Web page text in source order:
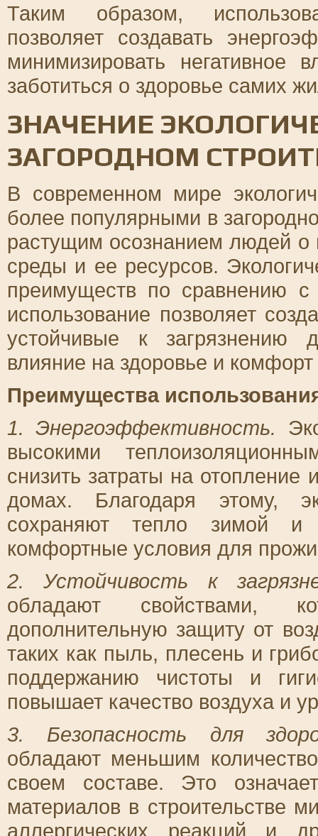
Таким образом,
позволяет создавать
минимизировать
заботиться о здоровье самих
ЗНАЧЕНИЕ
ЗАГОРОДНОМ
В современном мире
более популярными в
растущим осознанием людей
среды и ее ресурсов.
преимуществ по сравнению
использование позволяет
устойчивые к загрязнению
влияние на здоровье и
Преимущества
1. Энергоэффективность.
высокими
снизить затраты на отопление
домах. Благодаря этому,
сохраняют тепло зимой и
комфортные условия для
2. Устойчивость к
обладают свойствами,
дополнительную защиту от
таких как пыль, плесень и
поддержанию чистоты и
повышает качество воздуха и
3. Безопасность для
обладают меньшим
своем составе. Это
материалов в строительстве
аллергических реакций и